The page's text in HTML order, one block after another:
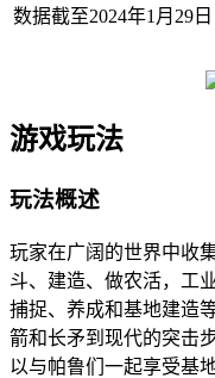
数据截至2024年1月29日
游戏玩法
玩法概述
玩家在广阔的世界中收
斗、建造、做农活，工
捕捉、养成和基地建造
箭和长矛到现代的突击
以与帕鲁们一起享受基